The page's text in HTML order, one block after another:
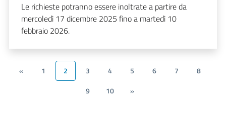
Le richieste potranno essere inoltrate a partire da
mercoledì 17 dicembre 2025 fino a martedì 10
febbraio 2026.
« 1 2 3 4 5 6 7
8
9
10 »